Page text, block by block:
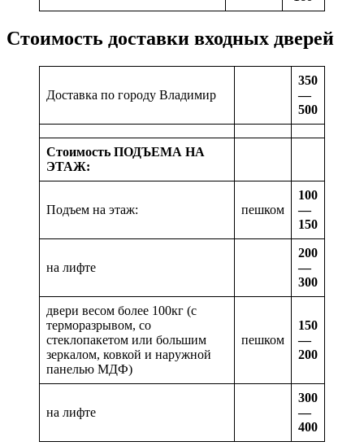
Стоимость доставки входных дверей
Доставка по городу Владимир
350
—
500
Стоимость ПОДЪЕМА НА
ЭТАЖ:
Подъем на этаж: пешком
100
—
150
на лифте
200
—
300
двери весом более 100кг (с
терморазрывом, со
стеклопакетом или большим
зеркалом, ковкой и наружной
панелью МДФ)
пешком
150
—
200
на лифте
300
—
400